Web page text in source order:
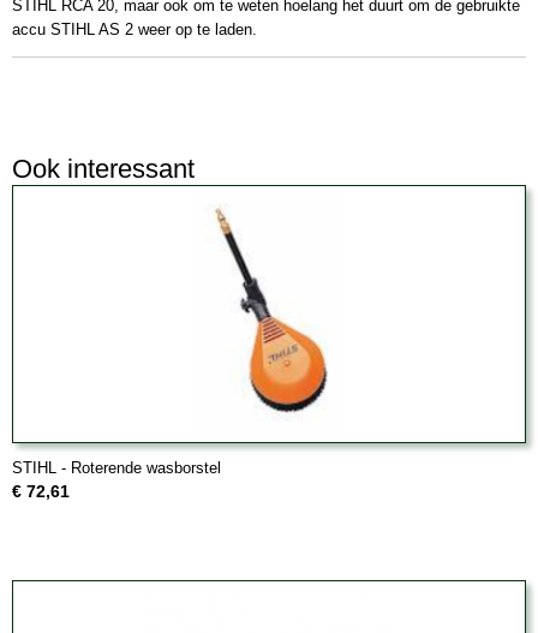
STIHL RCA 20, maar ook om te weten hoelang het duurt om de gebruikte
accu STIHL AS 2 weer op te laden.
Ook interessant
STIHL - Roterende wasborstel
€ 72,61